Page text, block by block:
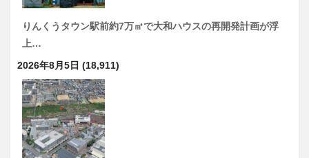
りんくうタウン駅前約7万㎡で大和ハウスの再開発計画が浮
上…
2026年8月5日 (18,911)